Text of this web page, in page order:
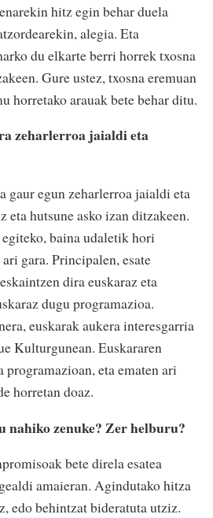
hitz egin behar duela
alegia. Eta
du elkarte berri horrek txosna
Gure ustez, txosna eremuan
horretako arauak bete behar ditu.
zeharlerroa jaialdi eta
gaur egun zeharlerroa jaialdi eta
hutsune asko izan ditzakeen.
baina udaletik hori
gara. Principalen, esate
dira euskaraz eta
dugu programazioa.
euskarak aukera interesgarria
Kulturgunean. Euskararen
programazioan, eta ematen ari
horretan doaz.
nahiko zenuke? Zer helburu?
bete direla esatea
amaieran. Agindutako hitza
edo behintzat bideratuta utziz.